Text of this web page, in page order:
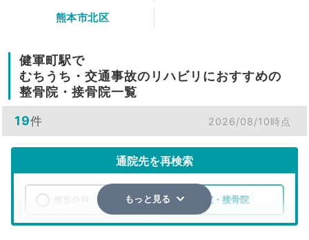
熊本市北区
健軍町駅で
むちうち・交通事故のリハビリにおすすめの
整骨院・接骨院一覧
19件 2026/08/10時点
通院先を再検索
整骨院・接骨院
もっと見る